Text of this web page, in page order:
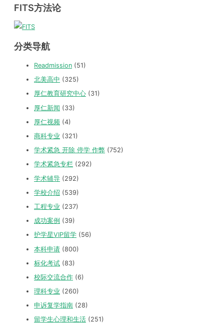
FITS方法论
分类导航
Readmission (51)
北美高中 (325)
厚仁教育研究中心 (31)
厚仁新闻 (33)
厚仁视频 (4)
商科专业 (321)
学术紧急 开除 停学 作弊 (752)
学术紧急专栏 (292)
学术辅导 (292)
学校介绍 (539)
工程专业 (237)
成功案例 (39)
护学星VIP留学 (56)
本科申请 (800)
标化考试 (83)
校际交流合作 (6)
理科专业 (260)
申诉复学指南 (28)
留学生心理和生活 (251)